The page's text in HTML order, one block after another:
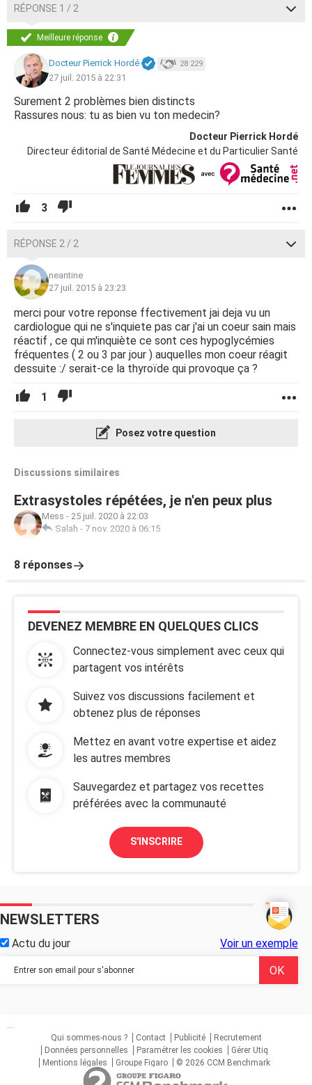
RÉPONSE 1 / 2
Meilleure réponse
Docteur Pierrick Hordé 28 229
27 juil. 2015 à 22:31
Surement 2 problèmes bien distincts
Rassures nous: tu as bien vu ton medecin?
Docteur Pierrick Hordé
Directeur éditorial de Santé Médecine et du Particulier Santé
3
RÉPONSE 2 / 2
neantine
27 juil. 2015 à 23:23
merci pour votre reponse ffectivement jai deja vu un
cardiologue qui ne s'inquiete pas car j'ai un coeur sain mais
réactif , ce qui m'inquiète ce sont ces hypoglycémies
fréquentes ( 2 ou 3 par jour ) auquelles mon coeur réagit
dessuite :/ serait-ce la thyroïde qui provoque ça ?
1
Posez votre question
Discussions similaires
Extrasystoles répétées, je n'en peux plus
Mess - 25 juil. 2020 à 22:03
Salah - 7 nov. 2020 à 06:15
8 réponses
DEVENEZ MEMBRE EN QUELQUES CLICS
Connectez-vous simplement avec ceux qui
partagent vos intérêts
Suivez vos discussions facilement et
obtenez plus de réponses
Mettez en avant votre expertise et aidez
les autres membres
Sauvegardez et partagez vos recettes
préférées avec la communauté
S'INSCRIRE
NEWSLETTERS
Actu du jour Voir un exemple
...
Qui sommes-nous ?
Contact Publicité
Recrutement
Données personnelles
Paramétrer les cookies
Gérer Utiq
Mentions légales
Groupe Figaro © 2026 CCM Benchmark